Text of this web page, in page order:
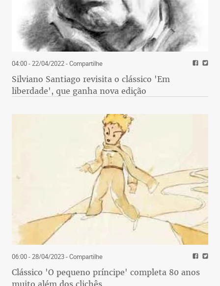
04:00 - 22/04/2022- Compartilhe
Silviano Santiago revisita o clássico 'Em
liberdade', que ganha nova edição
06:00 - 28/04/2023- Compartilhe
Clássico 'O pequeno príncipe' completa 80 anos